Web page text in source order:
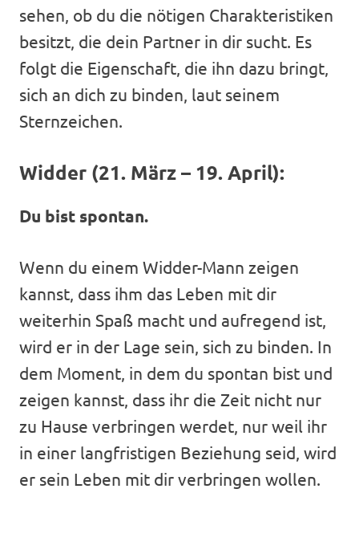
sehen, ob du die nötigen Charakteristiken
besitzt, die dein Partner in dir sucht. Es
folgt die Eigenschaft, die ihn dazu bringt,
sich an dich zu binden, laut seinem
Sternzeichen.
Widder (21. März – 19. April):
Du bist spontan.
Wenn du einem Widder-Mann zeigen
kannst, dass ihm das Leben mit dir
weiterhin Spaß macht und aufregend ist,
wird er in der Lage sein, sich zu binden. In
dem Moment, in dem du spontan bist und
zeigen kannst, dass ihr die Zeit nicht nur
zu Hause verbringen werdet, nur weil ihr
in einer langfristigen Beziehung seid, wird
er sein Leben mit dir verbringen wollen.